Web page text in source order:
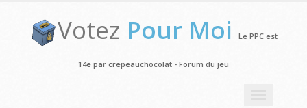
Votez Pour Moi Le PPC est
14e par crepeauchocolat - Forum du jeu